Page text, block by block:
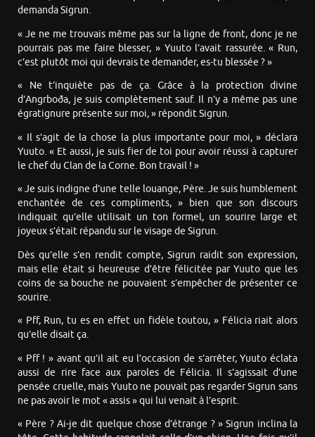
demanda Sigrun.
« Je ne me trouvais même pas sur la ligne de front, donc je ne
pourrais pas me faire blesser, » Yuuto l’avait rassurée. « Run,
c’est plutôt moi qui devrais te demander, es-tu blessée ? »
« Ne t’inquiète pas de ça. Grâce à la protection divine
d’Angrboða, je suis complètement sauf. Il n’y a même pas une
égratignure présente sur moi, » répondit Sigrun.
« Il s’agit de la chose la plus importante pour moi, » déclara
Yuuto. « Et aussi, je suis fier de toi pour avoir réussi à capturer
le chef du Clan de la Corne. Bon travail ! »
« Je suis indigne d’une telle louange, Père. Je suis humblement
enchantée de ces compliments, » bien que son discours
indiquait qu’elle utilisait un ton formel, un sourire large et
joyeux s’était répandu sur le visage de Sigrun.
Dès qu’elle s’en rendit compte, Sigrun raidit son expression,
mais elle était si heureuse d’être félicitée par Yuuto que les
coins de sa bouche ne pouvaient s’empêcher de présenter ce
sourire.
« Pff, Run, tu es en effet un fidèle toutou, » Félicia riait alors
qu’elle disait ça.
« Pff ! » avant qu’il ait eu l’occasion de s’arrêter, Yuuto éclata
aussi de rire face aux paroles de Félicia. Il s’agissait d’une
pensée cruelle, mais Yuuto ne pouvait pas regarder Sigrun sans
ne pas avoir le mot « assis » qui lui venait à l’esprit.
« Père ? Ai-je dit quelque chose d’étrange ? » Sigrun inclina la